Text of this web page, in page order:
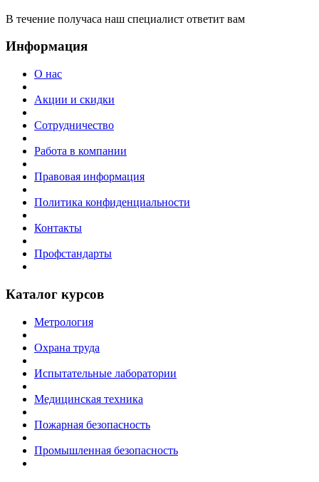
В течение получаса наш специалист ответит вам
Информация
О нас
Акции и скидки
Сотрудничество
Работа в компании
Правовая информация
Политика конфиденциальности
Контакты
Профстандарты
Каталог курсов
Метрология
Охрана труда
Испытательные лаборатории
Медицинская техника
Пожарная безопасность
Промышленная безопасность